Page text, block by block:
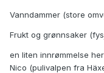
Vanndammer (store
Frukt og grønnsaker
en liten innrømmelse
Nico (pulivalpen fra